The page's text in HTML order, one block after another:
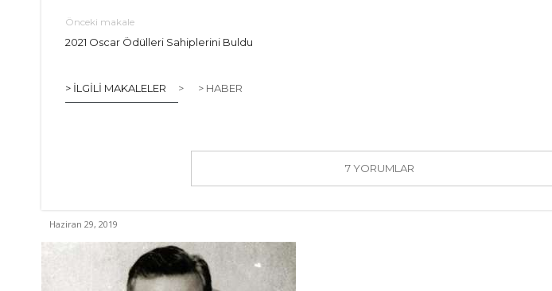
Önceki makale
2021 Oscar Ödülleri Sahiplerini Buldu
> İLGILI MAKALELER > > HABER
7 YORUMLAR
Haziran 29, 2019